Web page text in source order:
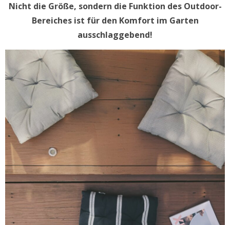
Nicht die Größe, sondern die Funktion des Outdoor-
Bereiches ist für den Komfort im Garten
ausschlaggebend!